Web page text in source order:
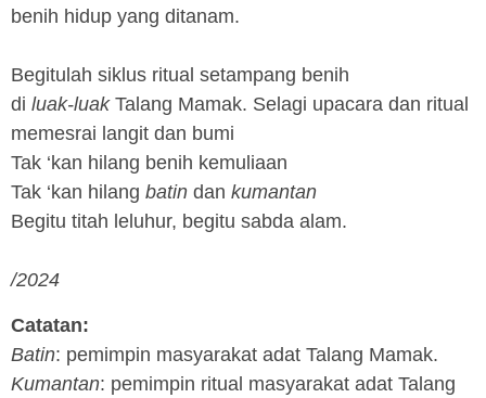
benih hidup yang ditanam.
Begitulah siklus ritual setampang benih
di luak-luakTalang Mamak. Selagi upacara dan ritual
memesrai langit dan bumi
Tak ‘kan hilang benih kemuliaan
Tak ‘kan hilang batin dan kumantan
Begitu titah leluhur, begitu sabda alam.
/2024
Catatan:
Batin: pemimpin masyarakat adat Talang Mamak.
Kumantan: pemimpin ritual masyarakat adat Talang